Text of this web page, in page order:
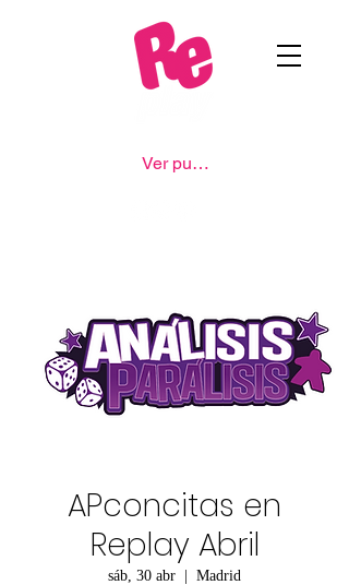
Ver puntos
APconcitas en
Replay Abril
sáb, 30 abr
  |
Madrid